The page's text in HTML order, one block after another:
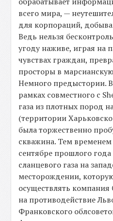
всего мира, —
для корпораций,
Ведь нельзя
угоду наживе, играя на
чувствах граждан,
просторы в
Немного предыстории. В
рамках совместного с
газа из плотных пород
(территории
была торжественно
скважина. Тем
сентябре прошлого
сланцевого газа на
месторождении,
осуществлять компания
на противодействие
Франковского